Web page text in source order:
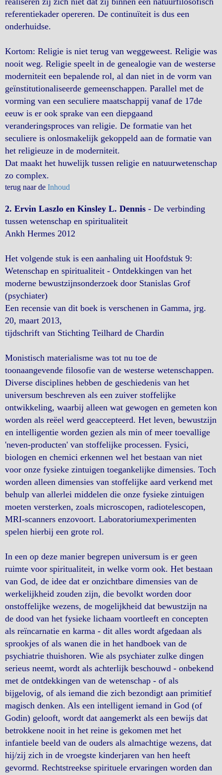
referentiekader opereren. De continuïteit is dus een
onderhuidse.
Kortom: Religie is niet terug van weggeweest. Religie was
nooit weg. Religie speelt in de genealogie van de westerse
moderniteit een bepalende rol, al dan niet in de vorm van
geïnstitutionaliseerde gemeenschappen. Parallel met de
vorming van een seculiere maatschappij vanaf de 17de
eeuw is er ook sprake van een diepgaand
veranderingsproces van religie. De formatie van het
seculiere is onlosmakelijk gekoppeld aan de formatie van
het religieuze in de moderniteit.
Dat maakt het huwelijk tussen religie en natuurwetenschap
zo complex.
terug naar de Inhoud
2. Ervin Laszlo en Kinsley L. Dennis - De verbinding
tussen wetenschap en spiritualiteit
Ankh Hermes 2012
Het volgende stuk is een aanhaling uit Hoofdstuk 9:
Wetenschap en spiritualiteit - Ontdekkingen van het
moderne bewustzijnsonderzoek door Stanislas Grof
(psychiater)
Een recensie van dit boek is verschenen in Gamma, jrg.
20, maart 2013,
tijdschrift van Stichting Teilhard de Chardin
Monistisch materialisme was tot nu toe de
toonaangevende filosofie van de westerse wetenschappen.
Diverse disciplines hebben de geschiedenis van het
universum beschreven als een zuiver stoffelijke
ontwikkeling, waarbij alleen wat gewogen en gemeten kon
worden als reëel werd geaccepteerd. Het leven, bewustzijn
en intelligentie worden gezien als min of meer toevallige
'neven-producten' van stoffelijke processen. Fysici,
biologen en chemici erkennen wel het bestaan van niet
voor onze fysieke zintuigen toegankelijke dimensies. Toch
worden alleen dimensies van stoffelijke aard verkend met
behulp van allerlei middelen die onze fysieke zintuigen
moeten versterken, zoals microscopen, radiotelescopen,
MRI-scanners enzovoort. Laboratoriumexperimenten
spelen hierbij een grote rol.
In een op deze manier begrepen universum is er geen
ruimte voor spiritualiteit, in welke vorm ook. Het bestaan
van God, de idee dat er onzichtbare dimensies van de
werkelijkheid zouden zijn, die bevolkt worden door
onstoffelijke wezens, de mogelijkheid dat bewustzijn na
de dood van het fysieke lichaam voortleeft en concepten
als reïncarnatie en karma - dit alles wordt afgedaan als
sprookjes of als wanen die in het handboek van de
psychiatrie thuishoren. Wie als psychiater zulke dingen
serieus neemt, wordt als achterlijk beschouwd - onbekend
met de ontdekkingen van de wetenschap - of als
bijgelovig, of als iemand die zich bezondigt aan primitief
magisch denken. Als een intelligent iemand in God (of
Godin) gelooft, wordt dat aangemerkt als een bewijs dat
betrokkene nooit in het reine is gekomen met het
infantiele beeld van de ouders als almachtige wezens, dat
hij/zij zich in de vroegste kinderjaren van hen heeft
gevormd. Rechtstreekse spirituele ervaringen worden dan